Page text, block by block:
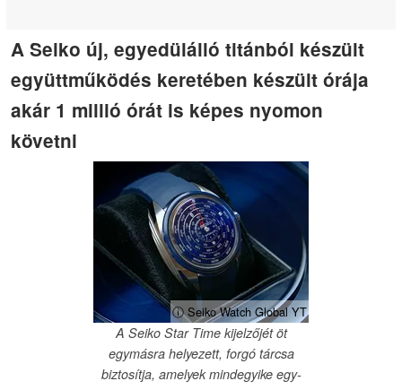
A Seiko új, egyedülálló titánból készült
együttműködés keretében készült órája
akár 1 millió órát is képes nyomon
követni
ⓘ Seiko Watch Global YT
A Seiko Star Time kijelzőjét öt
egymásra helyezett, forgó tárcsa
biztosítja, amelyek mindegyike egy-